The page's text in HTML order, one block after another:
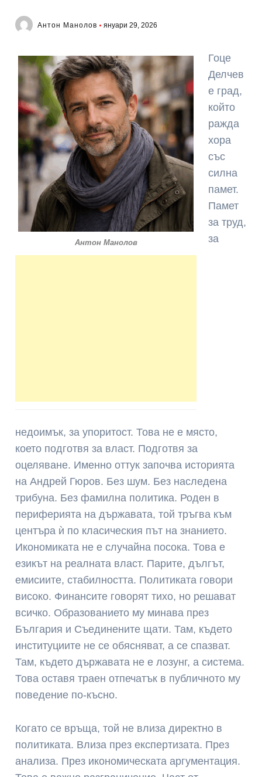
Антон Манолов януари 29, 2026
Антон Манолов
Гоце
Делчев
е град,
който
ражда
хора
със
силна
памет.
Памет
за труд,
за
недоимък, за упоритост. Това не е място,
което подготвя за власт. Подготвя за
оцеляване. Именно оттук започва историята
на Андрей Гюров. Без шум. Без наследена
трибуна. Без фамилна политика. Роден в
периферията на държавата, той тръгва към
центъра ѝ по класическия път на знанието.
Икономиката не е случайна посока. Това е
езикът на реалната власт. Парите, дългът,
емисиите, стабилността. Политиката говори
високо. Финансите говорят тихо, но решават
всичко. Образованието му минава през
България и Съединените щати. Там, където
институциите не се обясняват, а се спазват.
Там, където държавата не е лозунг, а система.
Това оставя траен отпечатък в публичното му
поведение по-късно.
Когато се връща, той не влиза директно в
политиката. Влиза през експертизата. През
анализа. През икономическата аргументация.